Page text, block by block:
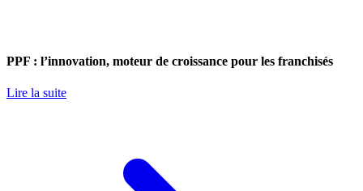
PPF : l’innovation, moteur de croissance pour les franchisés
Lire la suite